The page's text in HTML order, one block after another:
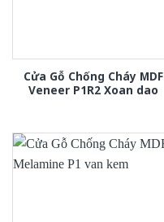
Cửa Gỗ Chống Cháy MDF
Veneer P1R2 Xoan dao